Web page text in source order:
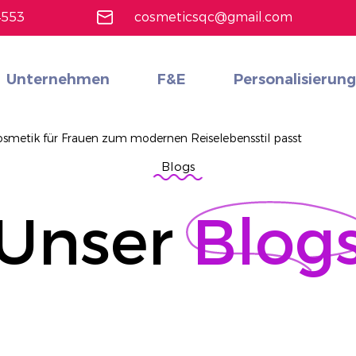
cosmeticsqc@gmail.com
Unternehmen F&E Personalisierung
für Frauen zum modernen Reiselebensstil passt
Blogs